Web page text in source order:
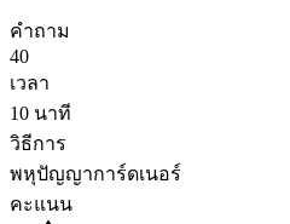
คำถาม
40
เวลา
10 นาที
วิธีการ
พหุปัญญาการ์ดเนอร์
คะแนน